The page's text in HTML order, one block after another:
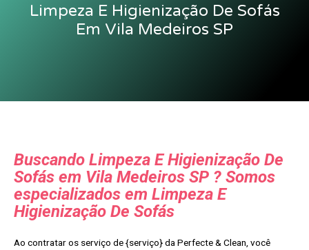
Limpeza E Higienização De Sofás
Em Vila Medeiros SP
Buscando Limpeza E Higienização De
Sofás em Vila Medeiros SP ? Somos
especializados em Limpeza E
Higienização De Sofás
Ao contratar os serviço de {serviço} da Perfecte & Clean, você